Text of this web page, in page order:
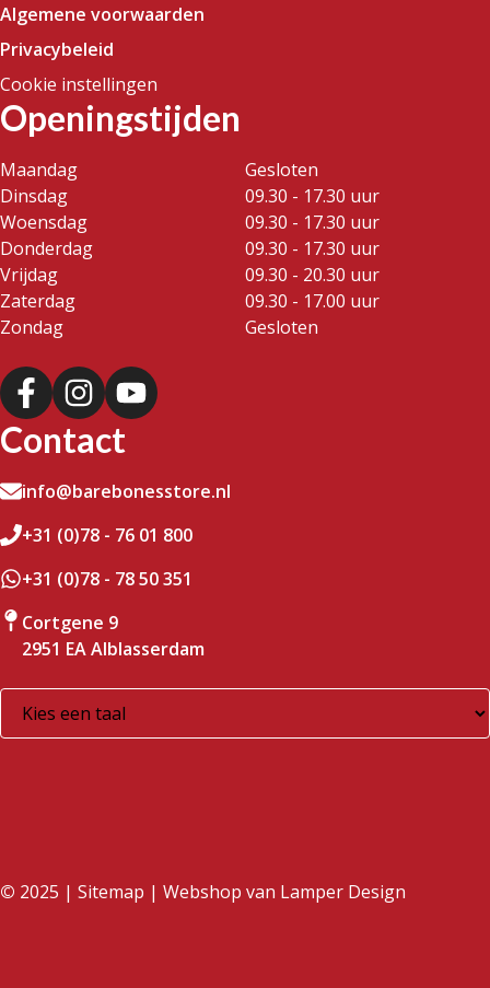
Algemene voorwaarden
Privacybeleid
Cookie instellingen
Openingstijden
Maandag
Gesloten
Dinsdag
09.30 - 17.30 uur
Woensdag
09.30 - 17.30 uur
Donderdag
09.30 - 17.30 uur
Vrijdag
09.30 - 20.30 uur
Zaterdag
09.30 - 17.00 uur
Zondag
Gesloten
Contact
info@barebonesstore.nl
+31 (0)78 - 76 01 800
+31 (0)78 - 78 50 351
Cortgene 9
2951 EA Alblasserdam
© 2025 | Sitemap | Webshop van Lamper Design